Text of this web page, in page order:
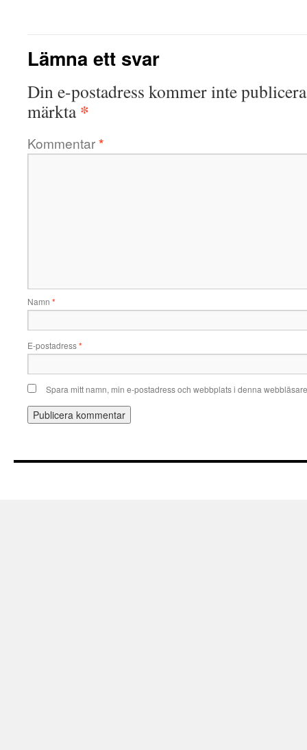
Lämna ett svar
Din e-postadress kommer inte
märkta*
Kommentar*
Namn *
E-postadress*
Spara mitt namn, min e-postadress och webbplats i denna